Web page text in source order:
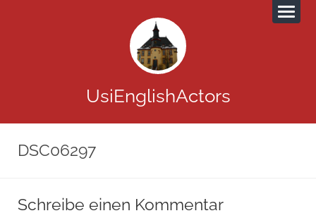
UsiEnglishActors
DSC06297
Schreibe einen Kommentar